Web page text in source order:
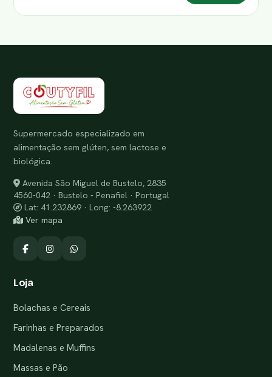
Supermercado especializado em
alimentação sem glúten, sem lactose e
biológica.
Avenida São Miguel de Bustelo, 2835
4560-042 · Bustelo - Penafiel · Portugal
Lat: 41.232869 · Long: -8.263922
Ver mapa
Loja
Bolachas e Cereais
Farinhas e Preparados
Madalenas e Muffins
Massas e Pão